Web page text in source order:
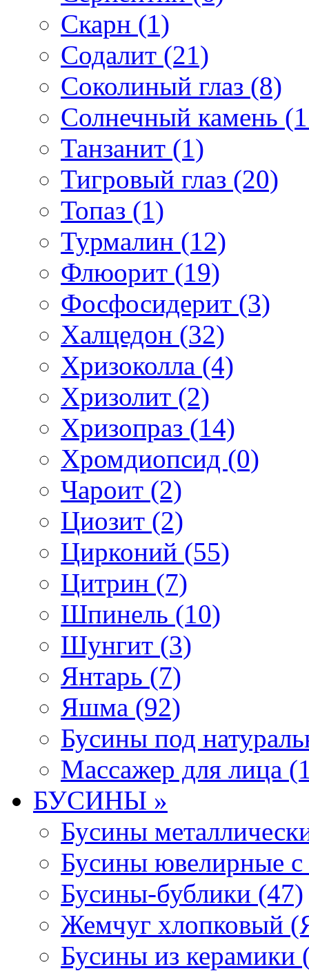
Скарн (1)
Содалит (21)
Соколиный глаз (8)
Солнечный камень
Танзанит (1)
Тигровый глаз (20)
Топаз (1)
Турмалин (12)
Флюорит (19)
Фосфосидерит (3)
Халцедон (32)
Хризоколла (4)
Хризолит (2)
Хризопраз (14)
Хромдиопсид (0)
Чароит (2)
Циозит (2)
Цирконий (55)
Цитрин (7)
Шпинель (10)
Шунгит (3)
Янтарь (7)
Яшма (92)
Бусины под
Массажер для лица
БУСИНЫ »
Бусины
Бусины ювелирные
Бусины-бублики (47)
Жемчуг хлопковый
Бусины из керамики